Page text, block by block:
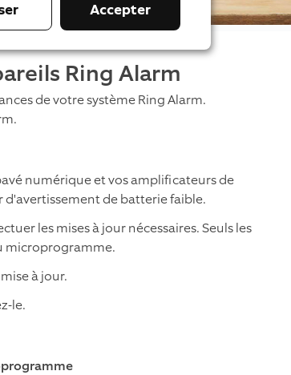
Ring Alarm
de votre système Ring Alarm.
numérique et vos amplificateurs de
de batterie faible.
les mises à jour nécessaires. Seuls les
microprogramme.
à jour.
le.
Accepter